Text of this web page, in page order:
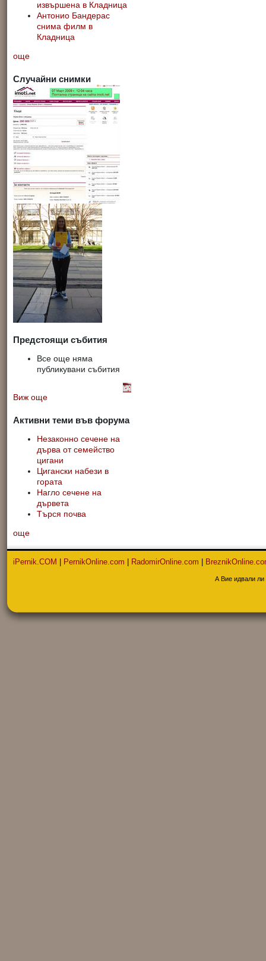
извършена в Кладница
Антонио Бандерас
снима филм в
Кладница
още
Случайни снимки
Предстоящи събития
Все още няма
публикувани събития
Виж още
Активни теми във форума
Незаконно сечене на
дърва от семейство
цигани
Цигански набези в
гората
Нагло сечене на
дървета
Търся почва
още
iPernik.COM | PernikOnline.com | RadomirOnline.com |
А Вие идвали